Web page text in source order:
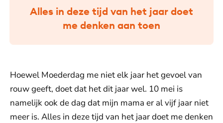
Alles in deze tijd van het jaar doet
me denken aan toen
Hoewel Moederdag me niet elk jaar het gevoel van
rouw geeft, doet dat het dit jaar wel. 10 mei is
namelijk ook de dag dat mijn mama er al vijf jaar niet
meer is. Alles in deze tijd van het jaar doet me denken